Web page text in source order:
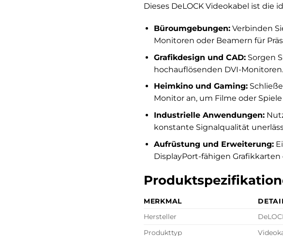
Dieses DeLOCK Videokabel ist die
Büroumgebungen:Verbinden
Monitoren oder Beamern für
Grafikdesign und CAD:Sorgen
hochauflösenden DVI-Monitoren.
Heimkino und Gaming:
Monitor an, um Filme oder
Industrielle Anwendungen:
konstante Signalqualität
Aufrüstung und Erweiterung:
DisplayPort-fähigen
MERKMAL
Hersteller
Produkttyp